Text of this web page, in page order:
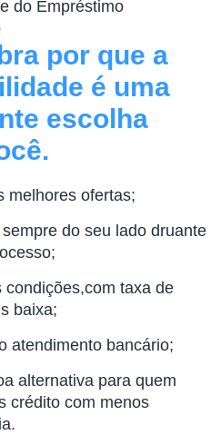
do Empréstimo
por que a
é uma
escolha
melhores ofertas;
do seu lado druante
condições,com taxa de
baixa;
atendimento bancário;
alternativa para quem
crédito com menos